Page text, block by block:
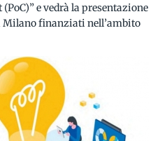
e vedrà la presentazione
Milano finanziati nell’ambito